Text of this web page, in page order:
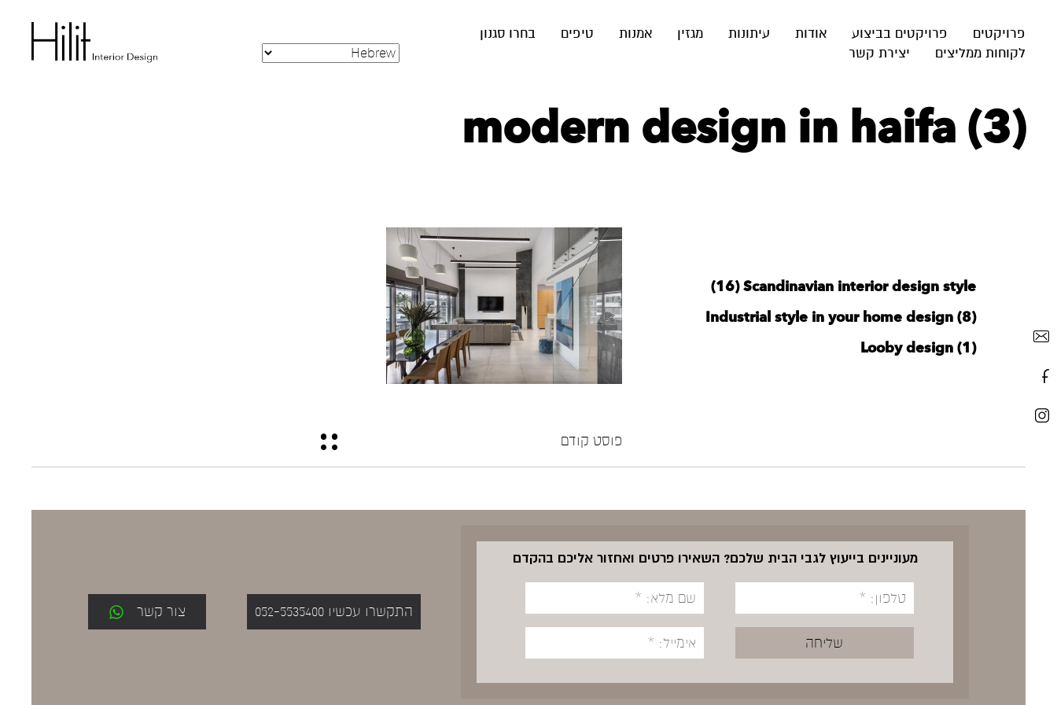
פרויקטים פרויקטים בביצוע אודות עיתונות מגזין אמנות טיפים
בחרו סגנון
לקוחות ממליצים
יצירת קשר
modern design in haifa (3)
‪Scandinavian interior design style‬‏ (16)
Industrial style in your home design (8)
Looby design (1)
פוסט קודם
מעוניינים בייעוץ לגבי הבית שלכם? השאירו פרטים ואחזור אליכם בהקדם
התקשרו עכשיו 052-5535400 צור קשר